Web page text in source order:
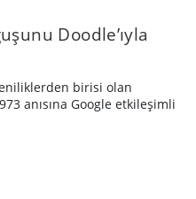
Doodle’ıyla
birisi olan
anısına Google etkileşimli